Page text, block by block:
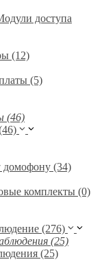
доступа
(12)
(5)
домофону (34)
комплекты (0)
(276)
(25)